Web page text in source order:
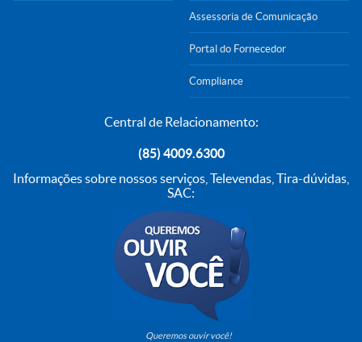
Assessoria de Comunicação
Portal do Fornecedor
Compliance
Central de Relacionamento:
(85) 4009.6300
Informações sobre nossos serviços, Televendas, Tira-dúvidas,
SAC:
Queremos ouvir você!